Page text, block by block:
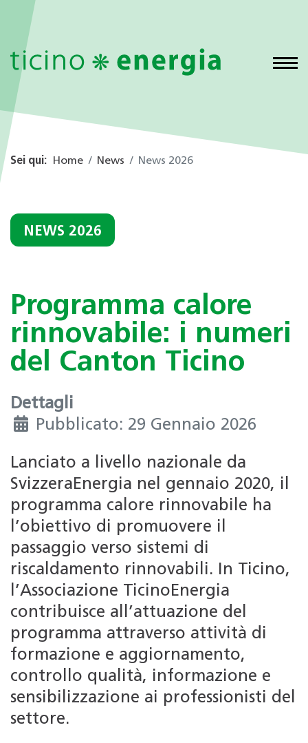
Sei qui: Home News News 2026
NEWS 2026
Programma calore
rinnovabile: i numeri
del Canton Ticino
Dettagli
Pubblicato: 29 Gennaio 2026
Lanciato a livello nazionale da
SvizzeraEnergia nel gennaio 2020, il
programma calore rinnovabile ha
l’obiettivo di promuovere il
passaggio verso sistemi di
riscaldamento rinnovabili. In Ticino,
l’Associazione TicinoEnergia
contribuisce all’attuazione del
programma attraverso attività di
formazione e aggiornamento,
controllo qualità, informazione e
sensibilizzazione ai professionisti del
settore.